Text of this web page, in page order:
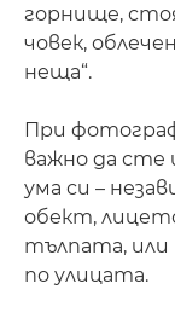
горнище,
човек,
неща“.
При
важно да сте
ума си –
обект,
тълпата, или
по улицата.